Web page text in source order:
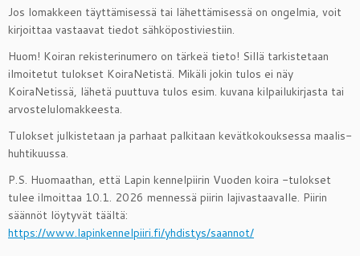
Jos lomakkeen täyttämisessä tai lähettämisessä on ongelmia, voit
kirjoittaa vastaavat tiedot sähköpostiviestiin.
Huom! Koiran rekisterinumero on tärkeä tieto! Sillä tarkistetaan
ilmoitetut tulokset KoiraNetistä. Mikäli jokin tulos ei näy
KoiraNetissä, lähetä puuttuva tulos esim. kuvana kilpailukirjasta tai
arvostelulomakkeesta.
Tulokset julkistetaan ja parhaat palkitaan kevätkokouksessa maalis-
huhtikuussa.
P.S. Huomaathan, että Lapin kennelpiirin Vuoden koira -tulokset
tulee ilmoittaa 10.1. 2026 mennessä piirin lajivastaavalle. Piirin
säännöt löytyvät täältä:
https://www.lapinkennelpiiri.fi/yhdistys/saannot/